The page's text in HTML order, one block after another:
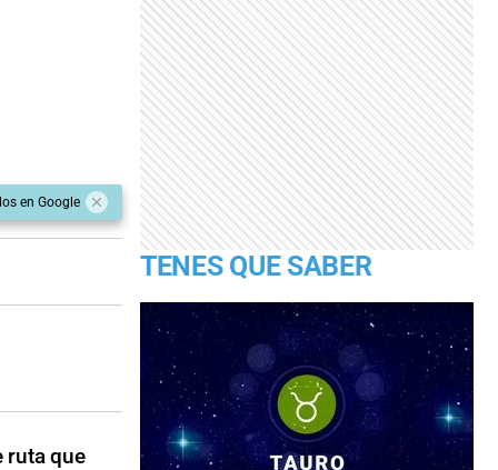
en Google
ruta que
TENES QUE SABER